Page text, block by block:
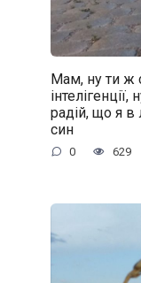
Мам, ну ти ж
радій, що я
син
0 629